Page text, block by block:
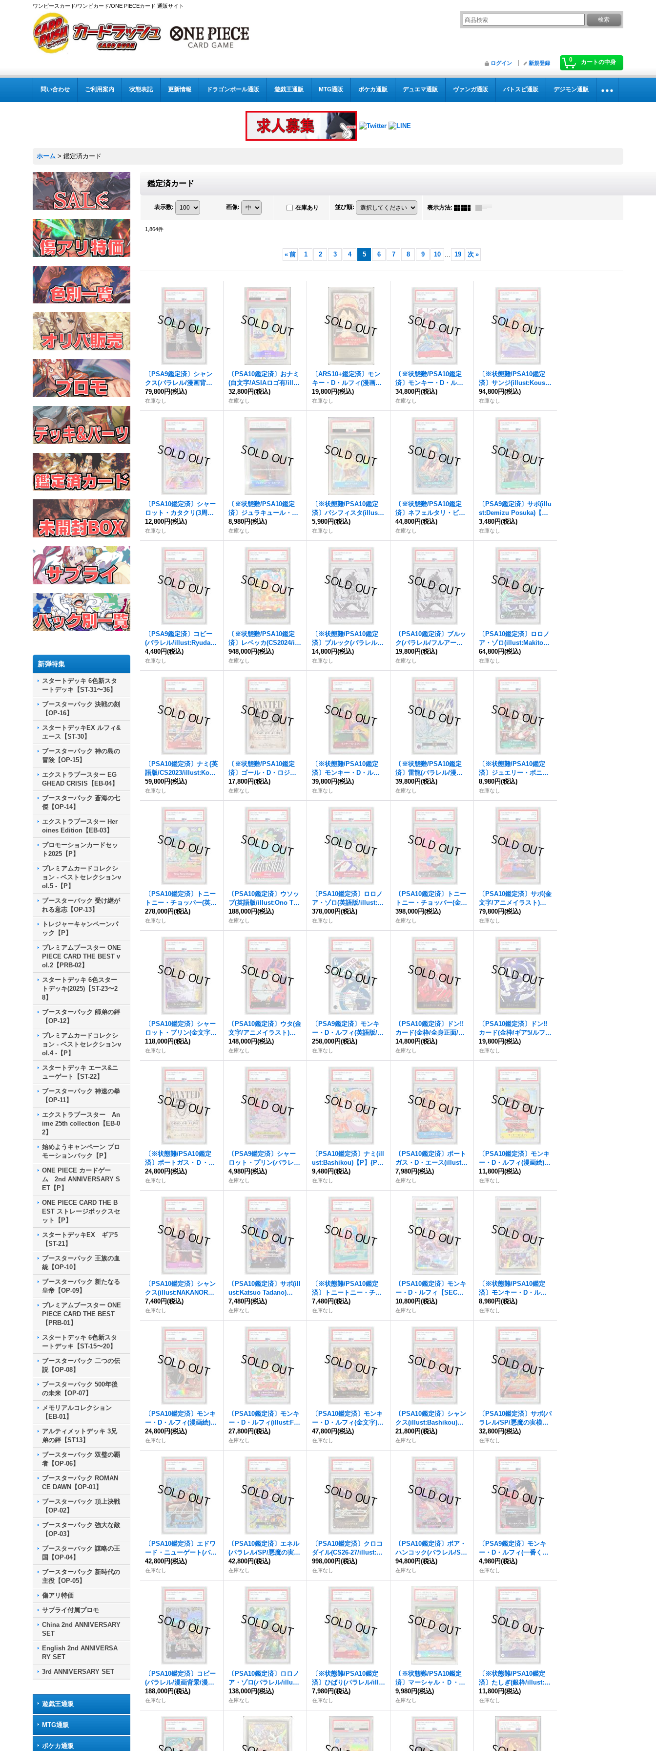
ワンピースカード/ワンピカード/ONE PIECEカード 通販サイト
0 カートの中身
ログイン 新規登録
問い合わせ ご利用案内 状態表記 更新情報 ドラゴンボール通販 遊戯王通販 MTG通販 ポケカ通販 デュエマ通販 ヴァンガ通販 バトスピ通販 デジモン通販
ホーム > 鑑定済カード
新弾特集
スタートデッキ 6色新スタ
ートデッキ【ST-31〜36】
ブースターパック 決戦の刻
【OP-16】
スタートデッキEX ルフィ&
エース【ST-30】
ブースターパック 神の島の
冒険【OP-15】
エクストラブースター EG
GHEAD CRISIS【EB-04】
ブースターパック 蒼海の七
傑【OP-14】
エクストラブースター Her
oines Edition【EB-03】
プロモーションカードセッ
ト2025【P】
プレミアムカードコレクシ
ョン - ベストセレクションv
ol.5 -【P】
ブースターパック 受け継が
れる意志【OP-13】
トレジャーキャンペーンパ
ック【P】
プレミアムブースター ONE
PIECE CARD THE BEST v
ol.2【PRB-02】
スタートデッキ 6色スター
トデッキ(2025)【ST-23〜2
8】
ブースターパック 師弟の絆
【OP-12】
プレミアムカードコレクシ
ョン - ベストセレクションv
ol.4 -【P】
スタートデッキ エース&ニ
ューゲート【ST-22】
ブースターパック 神速の拳
【OP-11】
エクストラブースター An
ime 25th collection【EB-0
2】
始めようキャンペーン プロ
モーションパック【P】
ONE PIECE カードゲー
ム 2nd ANNIVERSARY S
ET【P】
ONE PIECE CARD THE B
EST ストレージボックスセ
ット【P】
スタートデッキEX ギア5
【ST-21】
ブースターパック 王族の血
統【OP-10】
ブースターパック 新たなる
皇帝【OP-09】
プレミアムブースター ONE
PIECE CARD THE BEST
【PRB-01】
スタートデッキ 6色新スタ
ートデッキ【ST-15〜20】
ブースターパック 二つの伝
説【OP-08】
ブースターパック 500年後
の未来【OP-07】
メモリアルコレクション
【EB-01】
アルティメットデッキ 3兄
弟の絆【ST13】
ブースターパック 双璧の覇
者【OP-06】
ブースターパック ROMAN
CE DAWN【OP-01】
ブースターパック 頂上決戦
【OP-02】
ブースターパック 強大な敵
【OP-03】
ブースターパック 謀略の王
国【OP-04】
ブースターパック 新時代の
主役【OP-05】
傷アリ特価
サプライ付属プロモ
China 2nd ANNIVERSARY
SET
English 2nd ANNIVERSA
RY SET
3rd ANNIVERSARY SET
遊戯王通販
MTG通販
ポケカ通販
鑑定済カード
表示数: 画像: 在庫あり 並び順: 表示方法:
1,864件
« 前 1 2 3 4 5 6 7 8 9 10 ... 19 次 »
〔PSA9鑑定済〕シャン
クス(パラレル/漫画背景/
漫画絵)【SR/SP】{OP09
-004}
79,800円(税込)
在庫なし
〔PSA10鑑定済〕おナミ
(白文字/ASIAロゴ有/illus
t:Peach Momoko)【U
C】{OP05-062}
32,800円(税込)
在庫なし
〔ARS10+鑑定済〕モン
キー・D・ルフィ(漫画背
景)【P】{P-001}
19,800円(税込)
在庫なし
〔※状態難/PSA10鑑定
済〕モンキー・D・ルフ
ィ(illust:Yuki Tabata)【S
R】{ST01-012}
34,800円(税込)
在庫なし
〔※状態難/PSA10鑑定
済〕サンジ(illust:Koushi
Rokushiro)【SR】{OP10
-005}
94,800円(税込)
在庫なし
〔PSA10鑑定済〕シャー
ロット・カタクリ(3周年
ロゴ)【SR】{OP11-067}
12,800円(税込)
在庫なし
〔※状態難/PSA10鑑定
済〕ジュラキュール・ミ
ホーク(パラレル/illust:Ak
ira EGAWA)【SR/P】{O
P01-070}
8,980円(税込)
在庫なし
〔※状態難/PSA10鑑定
済〕パシフィスタ(illust:
ASAKI KURODA)【C】
{ST03-012}
5,980円(税込)
在庫なし
〔※状態難/PSA10鑑定
済〕ネフェルタリ・ビビ
(パラレル/SP/タロット
柄)【SP】{EB03-024}
44,800円(税込)
在庫なし
〔PSA9鑑定済〕サボ(illu
st:Demizu Posuka)【U
C】{OP09-027}
3,480円(税込)
在庫なし
〔PSA9鑑定済〕コビー
(パラレル/illust:Ryuda)
【L/P】{OP11-001}
4,480円(税込)
在庫なし
〔※状態難/PSA10鑑定
済〕レベッカ(CS2024/ill
ust:Hashimoto Q)【S
R】{OP05-091}
948,000円(税込)
在庫なし
〔※状態難/PSA10鑑定
済〕ブルック(パラレル/
フルアート/illust:Sumi-e
Artist OKAZU)【SR/P】
{EB01-046}
14,800円(税込)
在庫なし
〔PSA10鑑定済〕ブルッ
ク(パラレル/フルアート/il
lust:Sumi-e Artist OKAZ
U)【SR/P】{EB01-046}
19,800円(税込)
在庫なし
〔PSA10鑑定済〕ロロノ
ア・ゾロ(illust:Makitosh
i)【L】{OP12-020}
64,800円(税込)
在庫なし
〔PSA10鑑定済〕ナミ(英
語版/CS2023/illust:Kous
hi Rokushiro)【C】{ST0
1-007}
59,800円(税込)
在庫なし
〔※状態難/PSA10鑑定
済〕ゴール・D・ロジャ
ー(パラレル/手配書)【S
P】{OP09-118[OP13]}
17,800円(税込)
在庫なし
〔※状態難/PSA10鑑定
済〕モンキー・D・ルフ
ィ(パラレル/フルアート)
【SR/P】{ST21-014}
39,800円(税込)
在庫なし
〔※状態難/PSA10鑑定
済〕雷龍(パラレル/漫画
絵)【R/P】{OP15-077}
39,800円(税込)
在庫なし
〔※状態難/PSA10鑑定
済〕ジュエリー・ボニー
(パラレル/illust:Sunohar
a)【SR/P】{OP07-026}
8,980円(税込)
在庫なし
〔PSA10鑑定済〕トニー
トニー・チョッパー(英語
版/illust:Ono Tako)【C】
{ST01-006}
278,000円(税込)
在庫なし
〔PSA10鑑定済〕ウソッ
プ(英語版/illust:Ono Tak
o)【R】{OP01-004}
188,000円(税込)
在庫なし
〔PSA10鑑定済〕ロロノ
ア・ゾロ(英語版/illust:O
no Tako)【SR】{OP01-0
25}
378,000円(税込)
在庫なし
〔PSA10鑑定済〕トニー
トニー・チョッパー(金文
字/アニメイラスト)【L】
{OP08-001}
398,000円(税込)
在庫なし
〔PSA10鑑定済〕サボ(金
文字/アニメイラスト)
【L】{OP05-001}
79,800円(税込)
在庫なし
〔PSA10鑑定済〕シャー
ロット・プリン(金文字/
アニメイラスト)【L】{O
P08-058}
118,000円(税込)
在庫なし
〔PSA10鑑定済〕ウタ(金
文字/アニメイラスト)
【L】{OP06-001}
148,000円(税込)
在庫なし
〔PSA9鑑定済〕モンキ
ー・D・ルフィ(英語版/ド
ジャース)【L】{EB02-01
0}
258,000円(税込)
在庫なし
〔PSA10鑑定済〕ドン!!
カード(金枠/全身正面/ウ
タ)【-】{-}
14,800円(税込)
在庫なし
〔PSA10鑑定済〕ドン!!
カード(金枠/ギア5/ルフ
ィ)【-】{-}
19,800円(税込)
在庫なし
〔※状態難/PSA10鑑定
済〕ポートガス・Ｄ・エ
ース(パラレル/手配書)
【SP】{OP13-119}
24,800円(税込)
在庫なし
〔PSA9鑑定済〕シャー
ロット・プリン(パラレ
ル/SP/和柄/illust:nuisuk
e)【SP】{OP03-112[OP0
8]}
4,980円(税込)
在庫なし
〔PSA10鑑定済〕ナミ(ill
ust:Bashikou)【P】{P-1
02}
9,480円(税込)
在庫なし
〔PSA10鑑定済〕ポート
ガス・D・エース(illust:K
atsuo Tadano)【P】{P-1
03}
7,980円(税込)
在庫なし
〔PSA10鑑定済〕モンキ
ー・D・ルフィ(漫画絵)
【P】{P-106}
11,800円(税込)
在庫なし
〔PSA10鑑定済〕シャン
クス(illust:NAKANORY
O)【P】{P-104}
7,480円(税込)
在庫なし
〔PSA10鑑定済〕サボ(ill
ust:Katsuo Tadano)
【P】{P-105}
7,480円(税込)
在庫なし
〔※状態難/PSA10鑑定
済〕トニートニー・チョ
ッパー(illust:sowsow)
【P】{P-101}
7,480円(税込)
在庫なし
〔PSA10鑑定済〕モンキ
ー・D・ルフィ【SEC】
{OP11-118}
10,800円(税込)
在庫なし
〔※状態難/PSA10鑑定
済〕モンキー・D・ルフ
ィ(illust:TAPIOCA)【SE
C】{OP10-118}
8,980円(税込)
在庫なし
〔PSA10鑑定済〕モンキ
ー・D・ルフィ(漫画絵)
【L】{ST21-001}
24,800円(税込)
在庫なし
〔PSA10鑑定済〕モンキ
ー・D・ルフィ(illust:Fut
a)【R】{OP07-073}
27,800円(税込)
在庫なし
〔PSA10鑑定済〕モンキ
ー・D・ルフィ(金文字)
【L】{ST13-003}
47,800円(税込)
在庫なし
〔PSA10鑑定済〕シャン
クス(illust:Bashikou)【S
R】{OP09-004}
21,800円(税込)
在庫なし
〔PSA10鑑定済〕サボ(パ
ラレル/SP/悪魔の実模様)
【SP】{P-105[OP15]}
32,800円(税込)
在庫なし
〔PSA10鑑定済〕エドワ
ード・ニューゲート(パラ
レル/SP/悪魔の実模様)
【SP】{OP13-042[OP1
5]}
42,800円(税込)
在庫なし
〔PSA10鑑定済〕エネル
(パラレル/SP/悪魔の実模
様)【SP】{EB02-052[OP
15]}
42,800円(税込)
在庫なし
〔PSA10鑑定済〕クロコ
ダイル(CS26-27/illust:Ak
anegumo)【SEC】{OP1
4-120}
998,000円(税込)
在庫なし
〔PSA10鑑定済〕ボア・
ハンコック(パラレル/SP/
悪魔の実模様)【SP】{OP
12-014[OP15]}
94,800円(税込)
在庫なし
〔PSA9鑑定済〕モンキ
ー・D・ルフィ(一番くじ
ロゴ/illust:otton)【L】{O
P13-001}
4,980円(税込)
在庫なし
〔PSA10鑑定済〕コビー
(パラレル/漫画背景/漫画
絵)【SR/SP】{EB04-044}
188,000円(税込)
在庫なし
〔PSA10鑑定済〕ロロノ
ア・ゾロ(パラレル/illust:
Hashimoto Q)【SP】{P
RB02-006[EB04]}
138,000円(税込)
在庫なし
〔※状態難/PSA10鑑定
済〕ひばり(パラレル/illu
st:Chiharu Akakura)【S
R/P】{OP11-010}
7,980円(税込)
在庫なし
〔※状態難/PSA10鑑定
済〕マーシャル・Ｄ・テ
ィーチ(パラレル/漫画絵)
【L/P】{OP09-081}
9,980円(税込)
在庫なし
〔※状態難/PSA10鑑定
済〕たしぎ(銀枠/illust:BI
SAI)【R】{OP12-031}
11,800円(税込)
在庫なし